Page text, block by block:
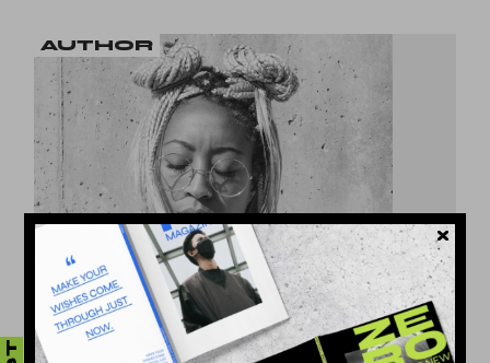
AUTHOR
DINA MICHEL
Lorem ipsum dolor sit amet, consectetur